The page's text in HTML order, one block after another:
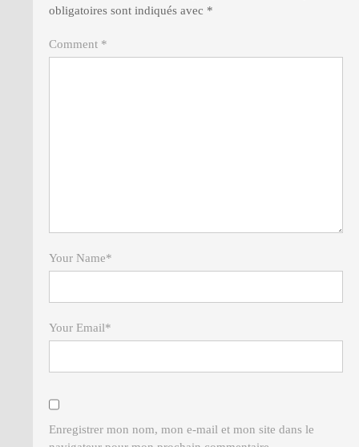
obligatoires sont indiqués avec *
Comment *
Your Name*
Your Email*
Enregistrer mon nom, mon e-mail et mon site dans le